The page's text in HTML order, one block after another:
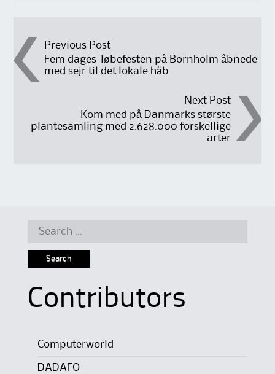
Post
navigation
Previous Post
Fem dages-løbefesten på Bornholm åbnede
med sejr til det lokale håb
Next Post
Kom med på Danmarks største
plantesamling med 2.628.000 forskellige
arter
Search
Contributors
Computerworld
DADAFO